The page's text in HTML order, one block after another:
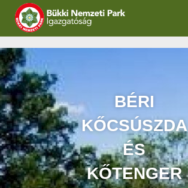
IGAZGATÓSÁG
TERMÉSZETVÉDELEM
VÍZVÉDELEM
ÖKOTURIZMUS
OKTATÁS
BÉRI
KŐCSÚSZDA
ÉS
KŐTENGER